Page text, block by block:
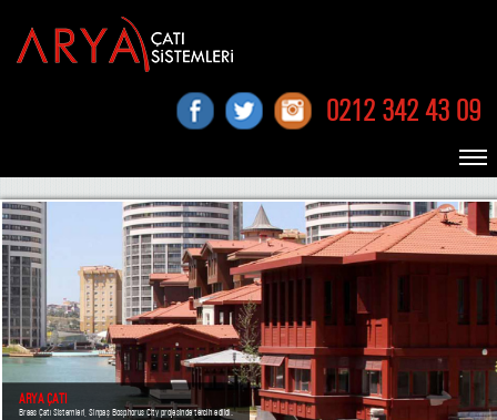
0212 342 43 09
ARYA ÇATI
Braas Çatı Sistemleri, Sinpaş Bosphorus City projesinde tercih edildi.